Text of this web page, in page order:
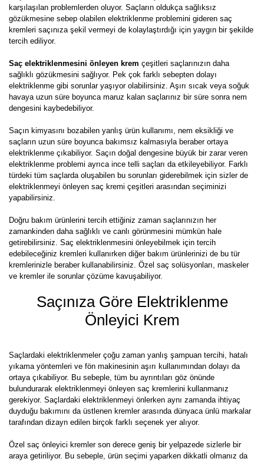
karşılaşılan problemlerden oluyor. Saçların oldukça sağlıksız
gözükmesine sebep olabilen elektriklenme problemini gideren saç
kremleri saçınıza şekil vermeyi de kolaylaştırdığı için yaygın bir şekilde
tercih ediliyor.
Saç elektriklenmesini önleyen krem çeşitleri saçlarınızın daha
sağlıklı gözükmesini sağlıyor. Pek çok farklı sebepten dolayı
elektriklenme gibi sorunlar yaşıyor olabilirsiniz. Aşırı sıcak veya soğuk
havaya uzun süre boyunca maruz kalan saçlarınız bir süre sonra nem
dengesini kaybedebiliyor.
Saçın kimyasını bozabilen yanlış ürün kullanımı, nem eksikliği ve
saçların uzun süre boyunca bakımsız kalmasıyla beraber ortaya
elektriklenme çıkabiliyor. Saçın doğal dengesine büyük bir zarar veren
elektriklenme problemi ayrıca ince telli saçları da etkileyebiliyor. Farklı
türdeki tüm saçlarda oluşabilen bu sorunları giderebilmek için sizler de
elektriklenmeyi önleyen saç kremi çeşitleri arasından seçiminizi
yapabilirsiniz.
Doğru bakım ürünlerini tercih ettiğiniz zaman saçlarınızın her
zamankinden daha sağlıklı ve canlı görünmesini mümkün hale
getirebilirsiniz. Saç elektriklenmesini önleyebilmek için tercih
edebileceğiniz kremleri kullanırken diğer bakım ürünlerinizi de bu tür
kremlerinizle beraber kullanabilirsiniz. Özel saç solüsyonları, maskeler
ve kremler ile sorunlar çözüme kavuşabiliyor.
Saçınıza Göre Elektriklenme
Önleyici Krem
Saçlardaki elektriklenmeler çoğu zaman yanlış şampuan tercihi, hatalı
yıkama yöntemleri ve fön makinesinin aşırı kullanımından dolayı da
ortaya çıkabiliyor. Bu sebeple, tüm bu ayrıntıları göz önünde
bulundurarak elektriklenmeyi önleyen saç kremlerini kullanmanız
gerekiyor. Saçlardaki elektriklenmeyi önlerken aynı zamanda ihtiyaç
duyduğu bakımını da üstlenen kremler arasında dünyaca ünlü markalar
tarafından dizayn edilen birçok farklı seçenek yer alıyor.
Özel saç önleyici kremler son derece geniş bir yelpazede sizlerle bir
araya getiriliyor. Bu sebeple, ürün seçimi yaparken dikkatli olmanız da